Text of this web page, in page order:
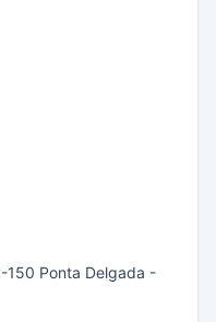
150 Ponta Delgada -